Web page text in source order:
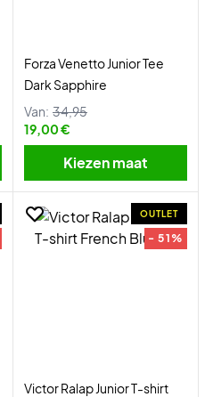
Forza Venetto Junior Tee
Dark Sapphire
Van: 34,95
19,00 €
Kiezen maat
OUTLET
- 51%
Victor Ralap Junior T-shirt